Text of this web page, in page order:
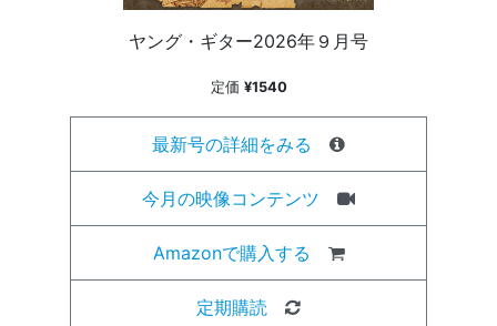
ヤング・ギター2026年９月号
定価 ¥1540
最新号の詳細をみる
今月の映像コンテンツ
Amazonで購入する
定期購読